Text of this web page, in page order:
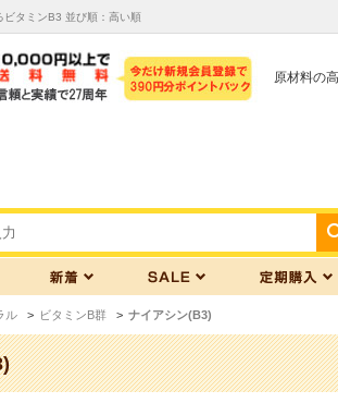
ビタミンB3 並び順：高い順
原材料の
ル > ビタミンB群 > ナイアシン(B3)